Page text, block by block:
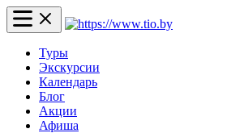
Туры
Экскурсии
Календарь
Блог
Акции
Афиша